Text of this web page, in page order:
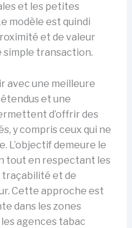
et les petites
modèle est quindi
et de valeur
simple transaction.
avec une meilleure
et une
d’offrir des
y compris ceux qui ne
L’objectif demeure le
tout en respectant les
traçabilité et de
Cette approche est
dans les zones
agences tabac